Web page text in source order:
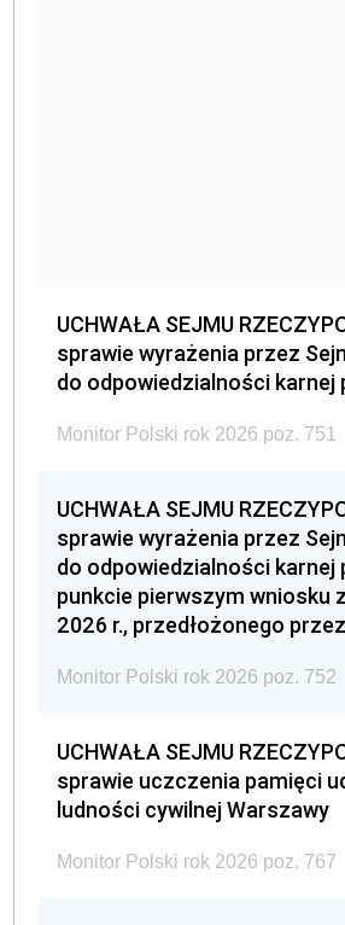
UCHWAŁA SEJMU
sprawie wyrażenia przez
do odpowiedzialności karnej
Monitor Polski rok 2026 poz. 751
UCHWAŁA SEJMU
sprawie wyrażenia przez
do odpowiedzialności karnej
punkcie pierwszym wniosku
2026 r., przedłożonego
Monitor Polski rok 2026 poz. 752
UCHWAŁA SEJMU
sprawie uczczenia pamięci
ludności cywilnej Warszawy
Monitor Polski rok 2026 poz. 767